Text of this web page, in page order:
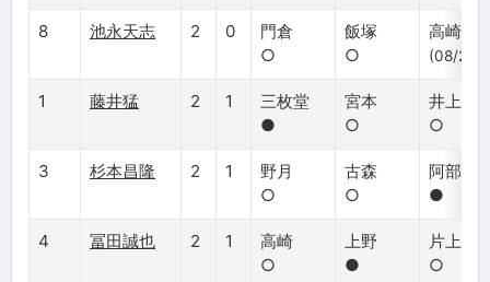
8 池永天志 2 0
門倉
○
飯塚
○
高崎
(08/25)
1 藤井猛 2 1
三枚堂
●
宮本
○
井上
○
3 杉本昌隆 2 1
野月
○
古森
○
阿部健
●
4 冨田誠也 2 1
高崎
○
上野
●
片上
○